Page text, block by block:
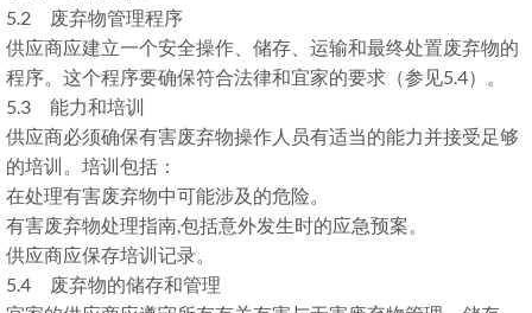
5.2 废弃物管理程序
供应商应建立一个安全操作、储存、运输和最终处置废弃物的
程序。这个程序要确保符合法律和宜家的要求（参见5.4）。
5.3 能力和培训
供应商必须确保有害废弃物操作人员有适当的能力并接受足够
的培训。培训包括：
在处理有害废弃物中可能涉及的危险。
有害废弃物处理指南,包括意外发生时的应急预案。
供应商应保存培训记录。
5.4 废弃物的储存和管理